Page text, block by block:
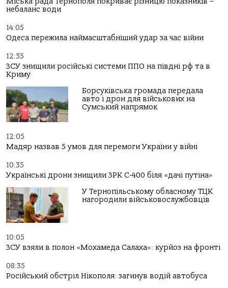
небаланс води
14:05
Одеса пережила наймасштабніший удар за час війни
12:35
ЗСУ знищили російські системи ППО на півдні рф та в
Криму
Борсуківська громада передала
авто і дрон для військових на
Сумський напрямок
12:05
Мадяр назвав 5 умов для перемоги України у війні
10:35
Українські дрони знищили ЗРК С-400 біля «дачі путіна»
У Тернопільському обласному ТЦК
нагородили військовослужбовців
10:05
ЗСУ взяли в полон «Мохамеда Салаха»: курйоз на фронті
08:35
Російський обстріл Нікополя: загинув водій автобуса